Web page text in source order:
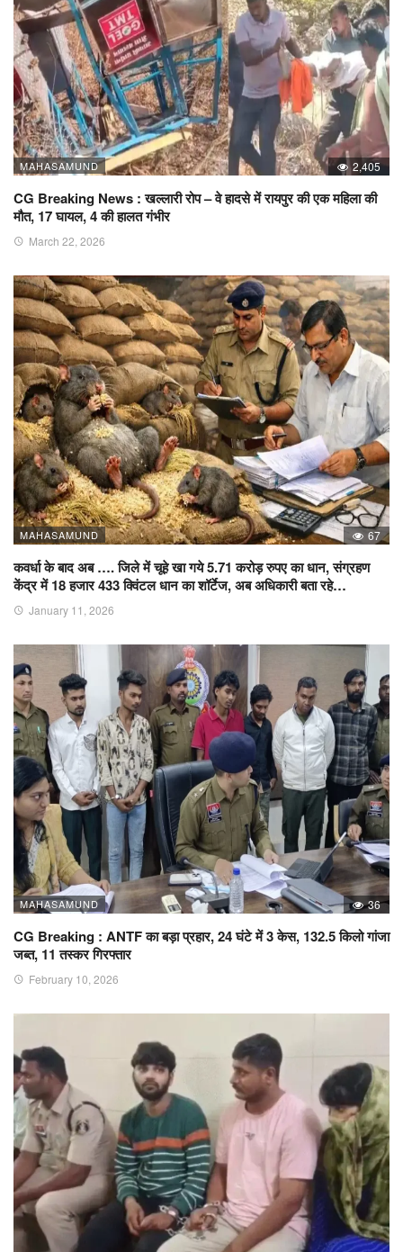
MAHASAMUND 2,405
CG Breaking News : खल्लारी रोप – वे हादसे में रायपुर की एक महिला की
मौत, 17 घायल, 4 की हालत गंभीर
March 22, 2026
MAHASAMUND 67
कवर्धा के बाद अब …. जिले में चूहे खा गये 5.71 करोड़ रुपए का धान, संग्रहण
केंद्र में 18 हजार 433 क्विंटल धान का शॉर्टेज, अब अधिकारी बता रहे…
January 11, 2026
MAHASAMUND 36
CG Breaking : ANTF का बड़ा प्रहार, 24 घंटे में 3 केस, 132.5 किलो गांजा
जब्त, 11 तस्कर गिरफ्तार
February 10, 2026